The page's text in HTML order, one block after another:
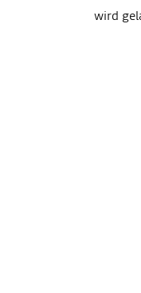
wird